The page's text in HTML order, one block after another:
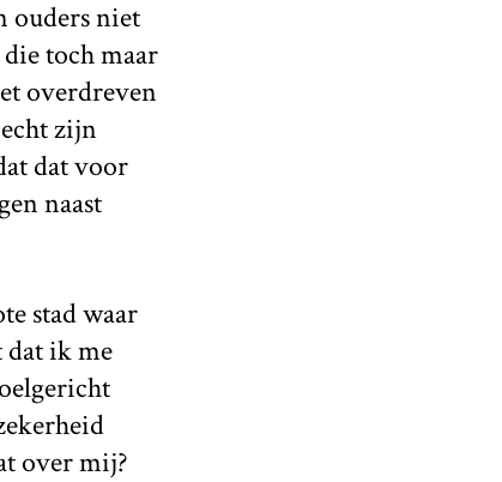
ouders niet
toch maar
overdreven
zijn
dat voor
naast
stad waar
ik me
over mij?